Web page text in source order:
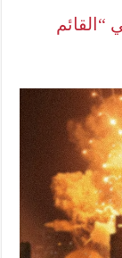
“القائم